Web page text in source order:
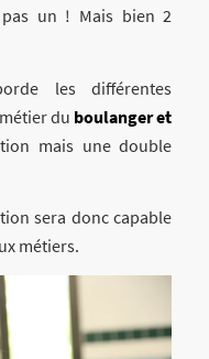
un ! Mais bien 2
les différentes
du boulanger et
mais une double
sera donc capable
métiers.